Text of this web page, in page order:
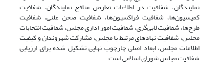
نمایندگان، شفافیت در اطلاعات تعارض منافع نمایندگان، شفافیت
کمیسیون‌ها، شفافیت فراکسیون‌ها، شفافیت صحن علنی، شفافیت
طرح‌ها، شفافیت لابی‌گری، شفافیت امور اداری مجلس، شفافیت انتخابات
مجلس، شفافیت نهادهای مرتبط با مجلس، مشارکت شهروندان و کیفیت
اطلاعات مجلس، ابعاد اصلی چارچوب نهایی تشکیل شده برای ارزیابی
شفافیت مجلس شورای اسلامی است.